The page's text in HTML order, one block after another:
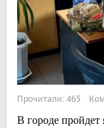
Прочитали: 465
В городе пройдет